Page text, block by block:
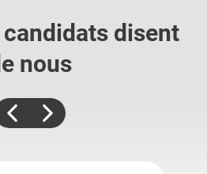
candidats disent
nous